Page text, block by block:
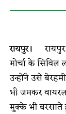
रायपुर।
मोर्चा के
उन्होंने उसे
भी जमकर
मुक्के भी बरसाते